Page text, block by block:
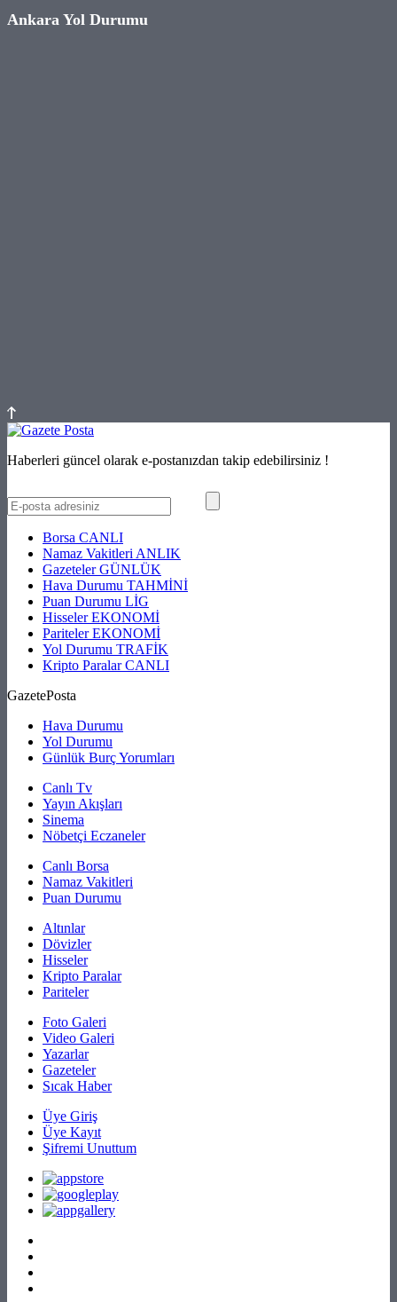
Ankara Yol Durumu
Haberleri güncel olarak e-postanızdan takip edebilirsiniz !
Borsa CANLI
Namaz Vakitleri ANLIK
GazetelerGÜNLÜK
Hava Durumu TAHMİNİ
Puan Durumu LİG
HisselerEKONOMİ
ParitelerEKONOMİ
Yol Durumu TRAFİK
Kripto ParalarCANLI
GazetePosta
Hava Durumu
Yol Durumu
Günlük Burç Yorumları
Canlı Tv
Yayın Akışları
Sinema
Nöbetçi Eczaneler
Canlı Borsa
Namaz Vakitleri
Puan Durumu
Altınlar
Dövizler
Hisseler
Kripto Paralar
Pariteler
Foto Galeri
Video Galeri
Yazarlar
Gazeteler
Sıcak Haber
Üye Giriş
Üye Kayıt
Şifremi Unuttum